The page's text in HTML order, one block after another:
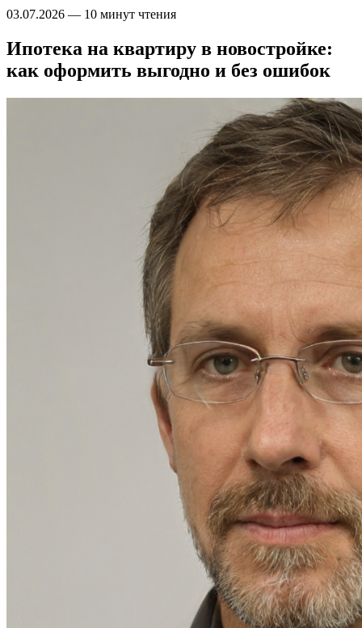
03.07.2026 — 10 минут чтения
Ипотека на квартиру в новостройке:
как оформить выгодно и без ошибок